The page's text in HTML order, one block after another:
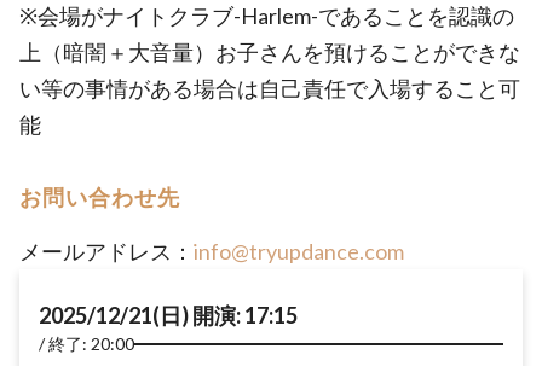
※会場がナイトクラブ-Harlem-であることを認識の
上（暗闇＋大音量）お子さんを預けることができな
い等の事情がある場合は自己責任で入場すること可
能
お問い合わせ先
メールアドレス： info@tryupdance.com
2025/12/21(日) 開演: 17:15
終了: 20:00